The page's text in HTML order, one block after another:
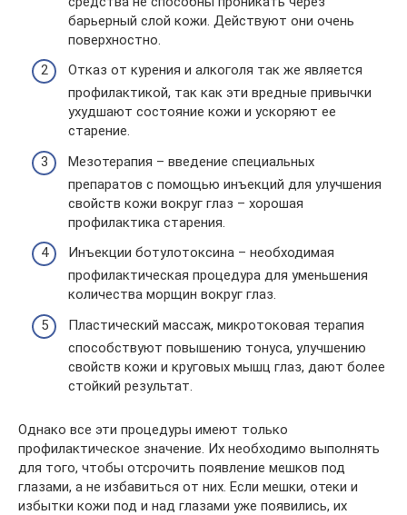
барьерный слой кожи. Действуют они очень
поверхностно.
Отказ от курения и алкоголя так же является
профилактикой, так как эти вредные привычки
ухудшают состояние кожи и ускоряют ее
старение.
Мезотерапия – введение специальных
препаратов с помощью инъекций для улучшения
свойств кожи вокруг глаз – хорошая
профилактика старения.
Инъекции ботулотоксина – необходимая
профилактическая процедура для уменьшения
количества морщин вокруг глаз.
Пластический массаж, микротоковая терапия
способствуют повышению тонуса, улучшению
свойств кожи и круговых мышц глаз, дают более
стойкий результат.
Однако все эти процедуры имеют только
профилактическое значение. Их необходимо выполнять
для того, чтобы отсрочить появление мешков под
глазами, а не избавиться от них. Если мешки, отеки и
избытки кожи под и над глазами уже появились, их